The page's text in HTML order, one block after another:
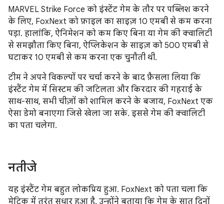
MARVEL Strike Force को इंस्टेंट गेम के तौर पर पब्लिश करने
के लिए, FoxNext को फ़ाइल का साइज़ 10 एमबी से कम करना
पड़ा. हालांकि, ऐनिमेशन को कम किए बिना या गेम की क्वालिटी
से समझौता किए बिना, ऐप्लिकेशन के साइज़ को 500 एमबी से
घटाकर 10 एमबी से कम करना एक चुनौती थी.
टीम ने अपने विकल्पों पर चर्चा करने के बाद फ़ैसला लिया कि
इंस्टैंट गेम में सिस्टम की जटिलता और किरदार की गहराई के
साथ-साथ, सभी चीज़ों को शामिल करने के बजाय, FoxNext एक
ऐसा डेमो बनाएगा जिसे खेला जा सके. इससे गेम की क्वालिटी
का पता चलेगा.
नतीजे
यह इंस्टैंट गेम बहुत लोकप्रिय हुआ. FoxNext को पता चला कि
मेट्रिक में तुरंत सुधार हुआ है. उन्होंने बताया कि गेम के सात दिनों